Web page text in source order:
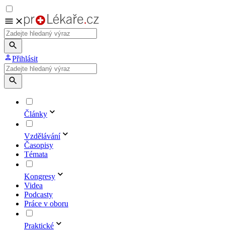
Přihlásit
Články
Vzdělávání
Časopisy
Témata
Kongresy
Videa
Podcasty
Práce v oboru
Praktické